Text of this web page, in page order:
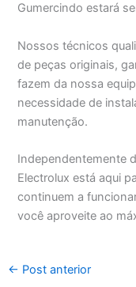
Gumercindo estará
Nossos técnicos
de peças originais,
fazem da nossa
necessidade de
manutenção.
Independentemente
Electrolux está aqui
continuem a
você aproveite ao
← Post anterior